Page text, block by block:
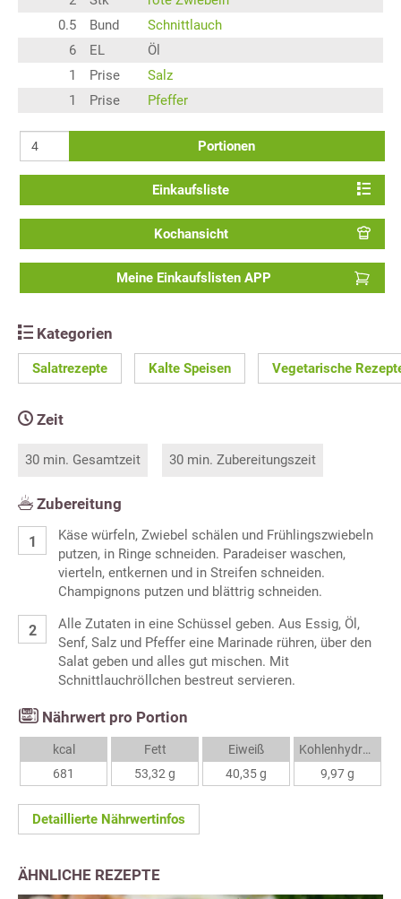
0.5
Bund
Schnittlauch
6
EL
Öl
1
Prise
Salz
1
Prise Pfeffer
Portionen
Einkaufsliste
Kochansicht
Meine Einkaufslisten APP
Kategorien
Salatrezepte Kalte Speisen Vegetarische
Zeit
30 min. Gesamtzeit 30 min. Zubereitungszeit
Zubereitung
Käse würfeln, Zwiebel schälen und Frühlingszwiebeln
putzen, in Ringe schneiden. Paradeiser waschen,
vierteln, entkernen und in Streifen schneiden.
Champignons putzen und blättrig schneiden.
Alle Zutaten in eine Schüssel geben. Aus Essig, Öl,
Senf, Salz und Pfeffer eine Marinade rühren, über den
Salat geben und alles gut mischen. Mit
Schnittlauchröllchen bestreut servieren.
Nährwert pro Portion
kcal
681
Fett
53,32 g
Eiweiß
40,35 g
Kohlenhydrate
9,97 g
Detaillierte Nährwertinfos
ÄHNLICHE REZEPTE